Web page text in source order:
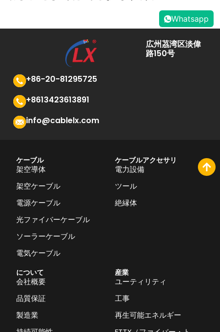
広州茘湾区淡偉
路150号
+86-20-81295725
+8613423613891
info@cablelx.com
ケーブル
架空導体
架空ケーブル
電源ケーブル
光ファイバーケーブル
ソーラーケーブル
電気ケーブル
ケーブルアクセサリ
電力設備
ツール
絶縁体
について
会社概要
品質保証
製造業
産業
ユーティリティ
工事
再生可能エネルギー
Whatsapp